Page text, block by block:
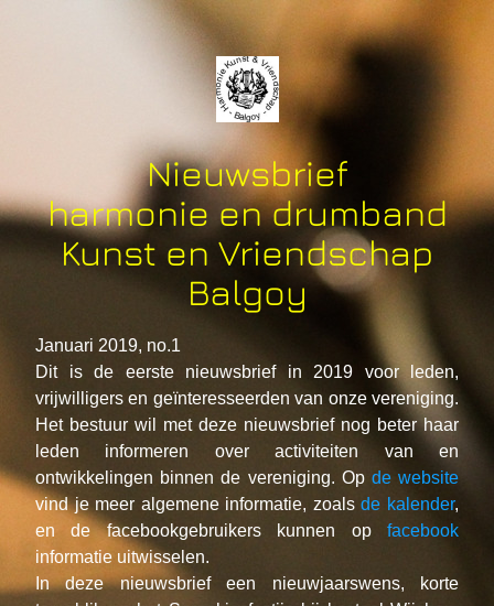
Nieuwsbrief
harmonie en drumband
Kunst en Vriendschap
Balgoy
Januari 2019, no.1
Dit is de eerste nieuwsbrief in 2019 voor leden,
vrijwilligers en geïnteresseerden van onze vereniging.
Het bestuur wil met deze nieuwsbrief nog beter haar
leden informeren over activiteiten van en
ontwikkelingen binnen de vereniging. Op de website
vind je meer algemene informatie, zoals de kalender,
en de facebookgebruikers kunnen op facebook
informatie uitwisselen.
In deze nieuwsbrief een nieuwjaarswens, korte